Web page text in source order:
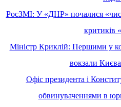
РосЗМІ: У «ДНР» почалися
критиків
Міністр Криклій: Першими у
вокзали
Офіс президента і
обвинуваченнями в